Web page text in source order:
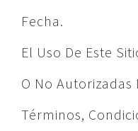
Fecha.
El Uso De Este
O No Autorizadas
Términos,